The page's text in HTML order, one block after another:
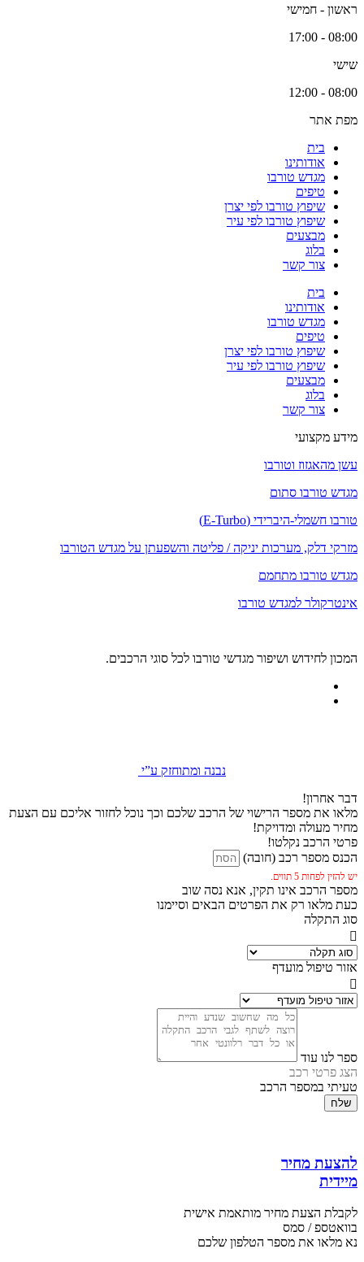
ראשון - חמישי
08:00 - 17:00
שישי
08:00 - 12:00
מפת אתר
בית
אודותינו
מגדש טורבו
טיפים
שיפוץ טורבו לפי יצרן
שיפוץ טורבו לפי עיר
מבצעים
בלוג
צור קשר
בית
אודותינו
מגדש טורבו
טיפים
שיפוץ טורבו לפי יצרן
שיפוץ טורבו לפי עיר
מבצעים
בלוג
צור קשר
מידע מקצועי
עשן מהאגזוז וטורבו
מגדש טורבו סתום
טורבו חשמלי-היברידי (E-Turbo)
מזרקי דלק, מערכות יניקה / פליטה והשפעתן על מגדש הטורבו
מגדש טורבו מתחמם
אינטרקולר למגדש טורבו
המכון לחידוש ושיפור מגדשי טורבו לכל סוגי הרכבים.
נבנה ומתוחזק ע”י
דבר אחרון!
מלאו את מספר הרישוי של הרכב שלכם וכך נוכל לחזור אליכם עם הצעת
מחיר מעולה ומדויקת!
פרטי הרכב נקלטו!
הכנס מספר רכב (חובה)
יש להזין לפחות 5 תווים.
מספר הרכב אינו תקין, אנא נסה שוב
כעת מלאו רק את הפרטים הבאים וסיימנו
סוג התקלה
אזור טיפול מועדף
ספר לנו עוד
הצג פרטי רכב
טעיתי במספר הרכב
שלח
להצעת מחיר
מיידית
לקבלת הצעת מחיר מותאמת אישית
בוואטספ / סמס
נא מלאו את מספר הטלפון שלכם